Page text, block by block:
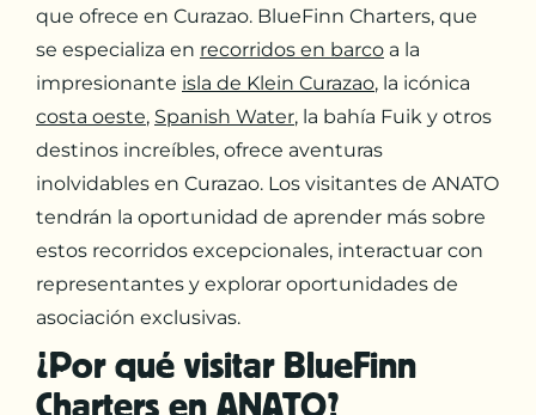
que ofrece en Curazao. BlueFinn Charters, que
se especializa en recorridos en barco a la
impresionante isla de Klein Curazao, la icónica
costa oeste, Spanish Water, la bahía Fuik y otros
destinos increíbles, ofrece aventuras
inolvidables en Curazao. Los visitantes de ANATO
tendrán la oportunidad de aprender más sobre
estos recorridos excepcionales, interactuar con
representantes y explorar oportunidades de
asociación exclusivas.
¿Por qué visitar BlueFinn
Charters en ANATO?